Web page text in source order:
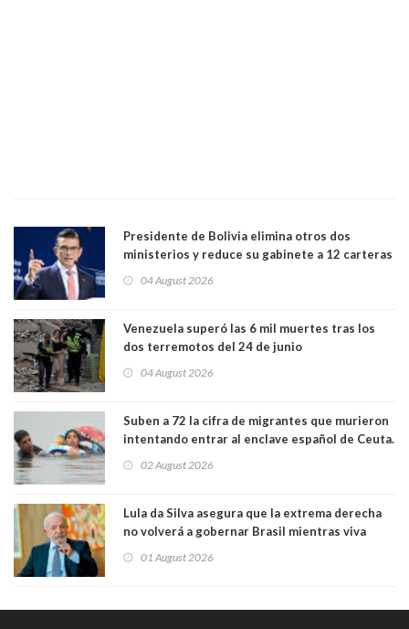
Presidente de Bolivia elimina otros dos
ministerios y reduce su gabinete a 12 carteras
04 August 2026
Venezuela superó las 6 mil muertes tras los
dos terremotos del 24 de junio
04 August 2026
Suben a 72 la cifra de migrantes que murieron
intentando entrar al enclave español de Ceuta.
02 August 2026
Lula da Silva asegura que la extrema derecha
no volverá a gobernar Brasil mientras viva
01 August 2026